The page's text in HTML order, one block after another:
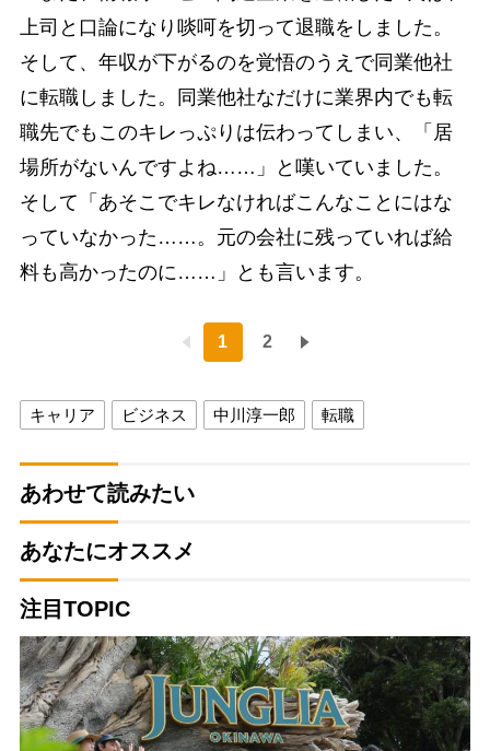
上司と口論になり啖呵を切って退職をしました。
そして、年収が下がるのを覚悟のうえで同業他社
に転職しました。同業他社なだけに業界内でも転
職先でもこのキレっぷりは伝わってしまい、「居
場所がないんですよね……」と嘆いていました。
そして「あそこでキレなければこんなことにはな
っていなかった……。元の会社に残っていれば給
料も高かったのに……」とも言います。
1 2
キャリア ビジネス 中川淳一郎 転職
あわせて読みたい
あなたにオススメ
注目TOPIC